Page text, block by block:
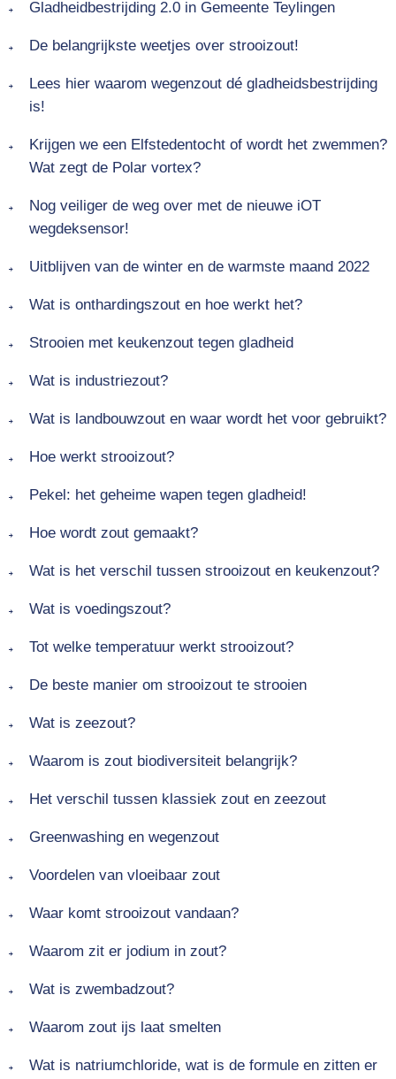
Gladheidbestrijding 2.0 in Gemeente Teylingen
De belangrijkste weetjes over strooizout!
Lees hier waarom wegenzout dé gladheidsbestrijding
is!
Krijgen we een Elfstedentocht of wordt het zwemmen?
Wat zegt de Polar vortex?
Nog veiliger de weg over met de nieuwe iOT
wegdeksensor!
Uitblijven van de winter en de warmste maand 2022
Wat is onthardingszout en hoe werkt het?
Strooien met keukenzout tegen gladheid
Wat is industriezout?
Wat is landbouwzout en waar wordt het voor gebruikt?
Hoe werkt strooizout?
Pekel: het geheime wapen tegen gladheid!
Hoe wordt zout gemaakt?
Wat is het verschil tussen strooizout en keukenzout?
Wat is voedingszout?
Tot welke temperatuur werkt strooizout?
De beste manier om strooizout te strooien
Wat is zeezout?
Waarom is zout biodiversiteit belangrijk?
Het verschil tussen klassiek zout en zeezout
Greenwashing en wegenzout
Voordelen van vloeibaar zout
Waar komt strooizout vandaan?
Waarom zit er jodium in zout?
Wat is zwembadzout?
Waarom zout ijs laat smelten
Wat is natriumchloride, wat is de formule en zitten er